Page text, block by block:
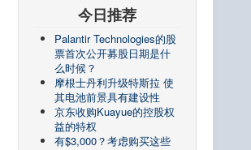
今日推荐
Palantir Technologies的股
票首次公开募股日期是什
么时候？
摩根士丹利升级特斯拉 使
其电池前景具有建设性
京东收购Kuayue的控股权
益的特权
有$3,000？考虑购买这些